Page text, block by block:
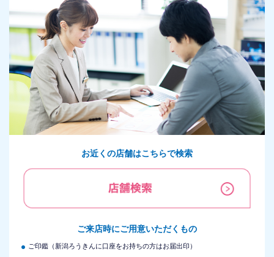
お近くの店舗はこちらで検索
ご来店時にご用意いただくもの
ご印鑑（新潟ろうきんに口座をお持ちの方はお届出印）